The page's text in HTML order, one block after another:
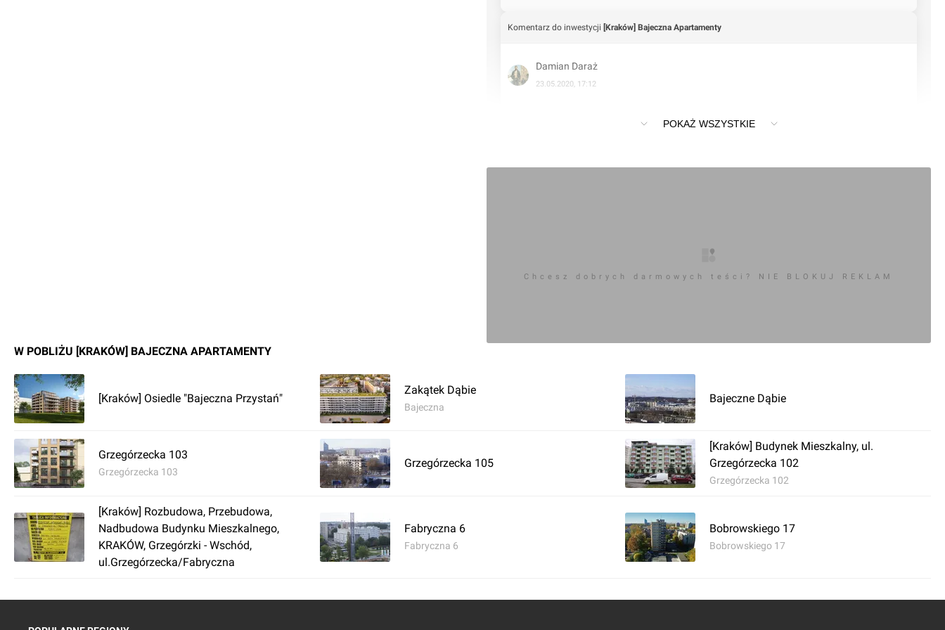
http://www.bajecznaapartamenty.pl/pl/inwestycja/opis_inwestycji/
Komentarz do inwestycji [Kraków] Bajeczna Apartamenty
Damian Daraż
23.05.2020, 17:12
Zaloguj aby dodać komentarz
[Kraków] Bajeczna Apartamenty
POKAŻ WSZYSTKIE
Chcesz dobrych darmowych teści? NIE BLOKUJ REKLAM
W POBLIŻU [KRAKÓW] BAJECZNA APARTAMENTY
[Kraków] Osiedle "Bajeczna Przystań"
Zakątek Dąbie
Bajeczna
Bajeczne Dąbie
Grzegórzecka 103
Grzegórzecka 103
Grzegórzecka 105
[Kraków] Budynek Mieszkalny, ul.
Grzegórzecka 102
Grzegórzecka 102
[Kraków] Rozbudowa, Przebudowa,
Nadbudowa Budynku Mieszkalnego,
KRAKÓW, Grzegórzki - Wschód,
ul.Grzegórzecka/Fabryczna
Fabryczna 6
Fabryczna 6
Bobrowskiego 17
Bobrowskiego 17